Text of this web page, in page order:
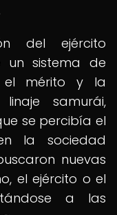
del ejército
sistema de
el mérito y la
samurái,
se percibía el
la sociedad
nuevas
el ejército o el
a las